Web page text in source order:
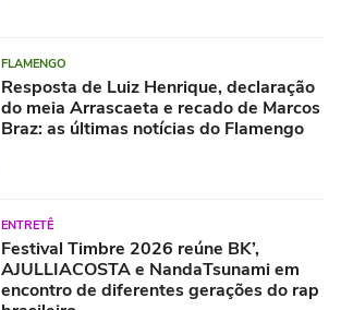
FLAMENGO
Resposta de Luiz Henrique, declaração
do meia Arrascaeta e recado de Marcos
Braz: as últimas notícias do Flamengo
ENTRETÊ
Festival Timbre 2026 reúne BK’,
AJULLIACOSTA e NandaTsunami em
encontro de diferentes gerações do rap